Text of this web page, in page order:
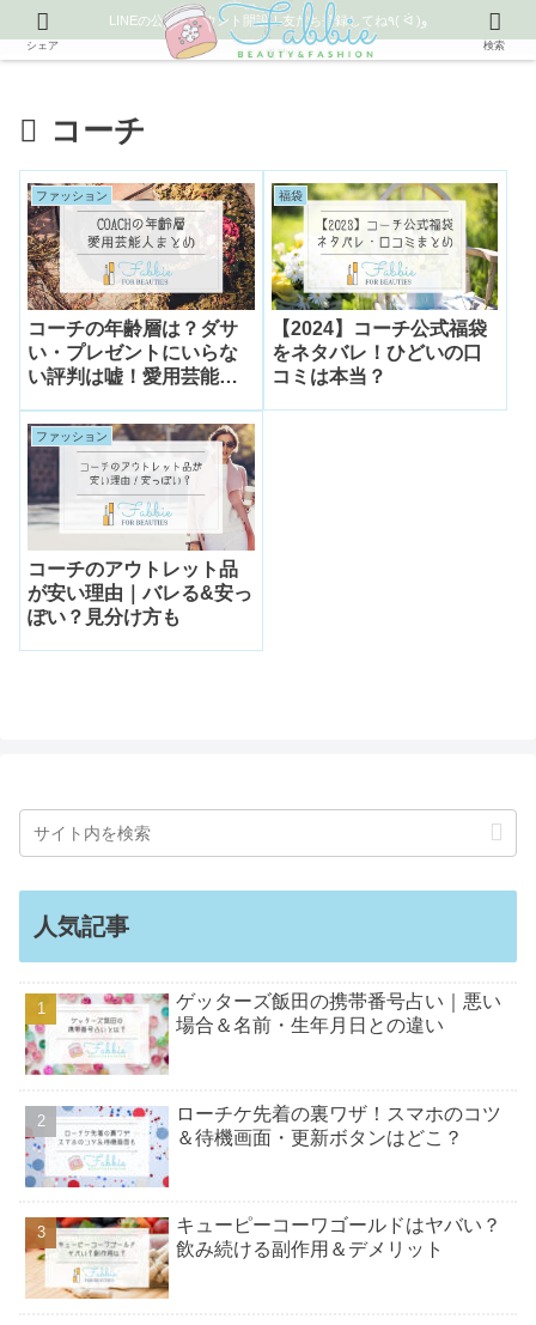
LINEの公式アカウント開設！友だち登録してね٩( ᐛ )و
コーチ
ファッション
コーチの年齢層は？ダサ
い・プレゼントにいらな
い評判は嘘！愛用芸能人
福袋
【2024】コーチ公式福袋
をネタバレ！ひどいの口
コミは本当？
ファッション
コーチのアウトレット品
が安い理由｜バレる&安っ
ぽい？見分け方も
人気記事
ゲッターズ飯田の携帯番号占い｜悪い
場合＆名前・生年月日との違い
ローチケ先着の裏ワザ！スマホのコツ
＆待機画面・更新ボタンはどこ？
キューピーコーワゴールドはヤバい？
飲み続ける副作用＆デメリット
シェア 検索